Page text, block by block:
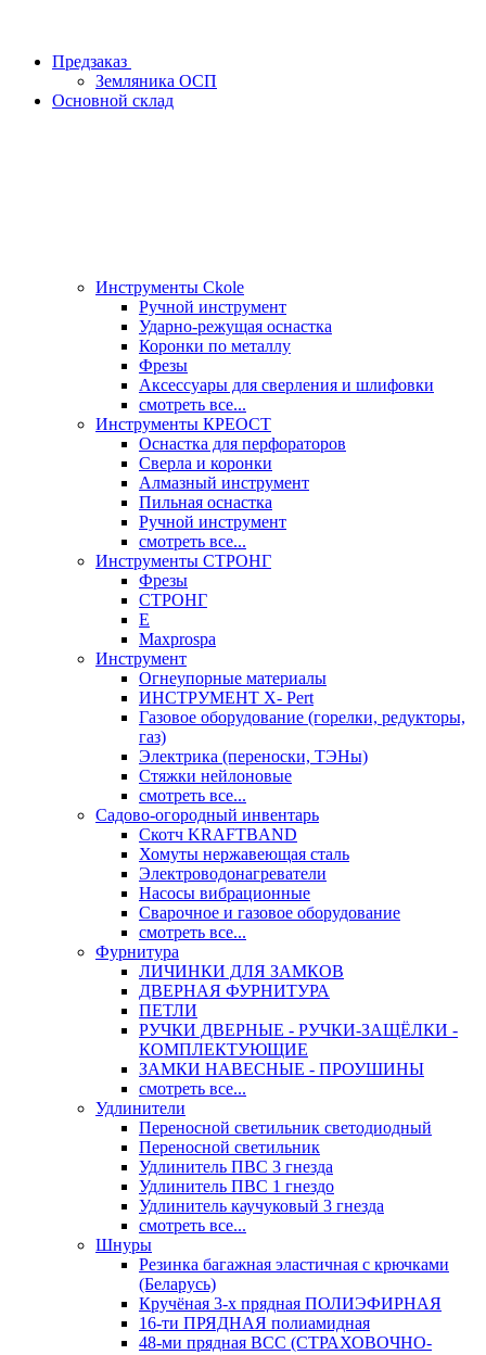
Предзаказ
Земляника ОСП
Основной склад
Инструменты Ckole
Ручной инструмент
Ударно‑режущая оснастка
Коронки по металлу
Фрезы
Аксессуары для сверления и шлифовки
смотреть все...
Инструменты КРЕОСТ
Оснастка для перфораторов
Сверла и коронки
Алмазный инструмент
Пильная оснастка
Ручной инструмент
смотреть все...
Инструменты СТРОНГ
Фрезы
СТРОНГ
Е
Maxprospa
Инструмент
Огнеупорные материалы
ИНСТРУМЕНТ X- Pert
Газовое оборудование (горелки, редукторы,
газ)
Электрика (переноски, ТЭНы)
Стяжки нейлоновые
смотреть все...
Садово-огородный инвентарь
Скотч KRAFTBAND
Хомуты нержавеющая сталь
Электроводонагреватели
Насосы вибрационные
Сварочное и газовое оборудование
смотреть все...
Фурнитура
ЛИЧИНКИ ДЛЯ ЗАМКОВ
ДВЕРНАЯ ФУРНИТУРА
ПЕТЛИ
РУЧКИ ДВЕРНЫЕ - РУЧКИ-ЗАЩЁЛКИ -
КОМПЛЕКТУЮЩИЕ
ЗАМКИ НАВЕСНЫЕ - ПРОУШИНЫ
смотреть все...
Удлинители
Переносной светильник светодиодный
Переносной светильник
Удлинитель ПВС 3 гнезда
Удлинитель ПВС 1 гнездо
Удлинитель каучуковый 3 гнезда
смотреть все...
Шнуры
Резинка багажная эластичная с крючками
(Беларусь)
Кручёная 3-х прядная ПОЛИЭФИРНАЯ
16-ти ПРЯДНАЯ полиамидная
48-ми прядная ВСС (СТРАХОВОЧНО-